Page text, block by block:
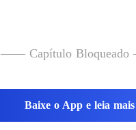
—— Capítulo
Baixe o App e leia mais